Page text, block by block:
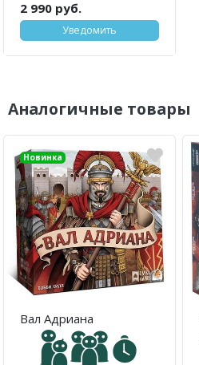
2 990 руб.
Уведомить
Аналогичные товары
Новинка
Вал Адриана